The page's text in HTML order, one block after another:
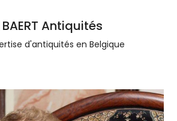
du 18ème siècle, présentant un
traditionnels peints sur un fond